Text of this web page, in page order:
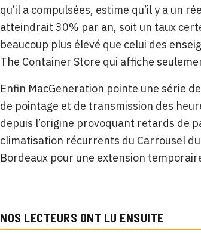
qu’il a compulsées, estime qu’il y a un
atteindrait 30% par an, soit un taux
beaucoup plus élevé que celui des
The Container Store qui affiche
Enfin MacGeneration pointe une série
de pointage et de transmission des
depuis l’origine provoquant retards de
climatisation récurrents du Carrousel
Bordeaux pour une extension
NOS LECTEURS ONT LU ENSUITE